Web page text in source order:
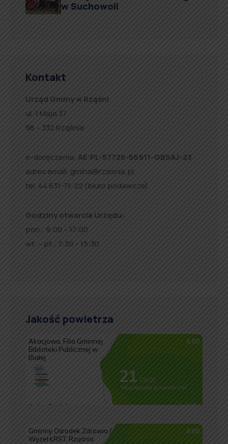
w Suchowoli
Kontakt
Urząd Gminy w Rząśni
ul. 1 Maja 37
98 – 332 Rząśnia
e-doręczenia: AE:PL-57726-56911-GBSAJ-23
adres email: gmina@rzasnia.pl
tel. 44 631-71-22 (biuro podawcze)
Godziny otwarcia Urzędu:
pon.: 9:00 – 17:00
wt. – pt.: 7:30 – 15:30
Jakość powietrza